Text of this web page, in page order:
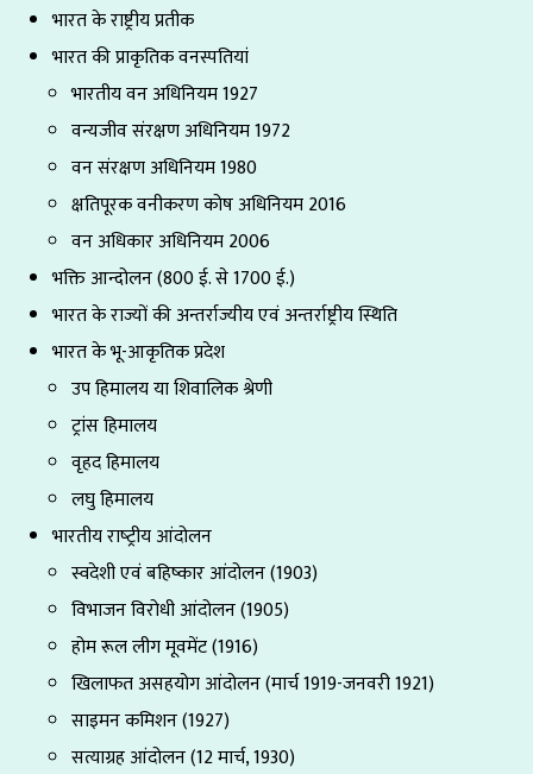
भारत के राष्ट्रीय प्रतीक
भारत की प्राकृतिक वनस्पतियां
भारतीय वन अधिनियम 1927
वन्यजीव संरक्षण अधिनियम 1972
वन संरक्षण अधिनियम 1980
क्षतिपूरक वनीकरण कोष अधिनियम 2016
वन अधिकार अधिनियम 2006
भक्ति आन्दोलन (800 ई. से 1700 ई.)
भारत के राज्यों की अन्तर्राज्यीय एवं अन्तर्राष्ट्रीय स्थिति
भारत के भू-आकृतिक प्रदेश
उप हिमालय या शिवालिक श्रेणी
ट्रांस हिमालय
वृहद हिमालय
लघु हिमालय
भारतीय राष्‍ट्रीय आंदोलन
स्वदेशी एवं बहिष्कार आंदोलन (1903)
विभाजन विरोधी आंदोलन (1905)
होम रूल लीग मूवमेंट (1916)
खिलाफत असहयोग आंदोलन (मार्च 1919-जनवरी 1921)
साइमन कमिशन (1927)
सत्याग्रह आंदोलन (12 मार्च, 1930)